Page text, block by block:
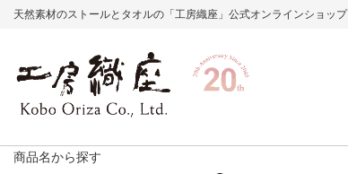
天然素材のストールとタオルの「工房織座」公式オンラインショップ
商品名から探す